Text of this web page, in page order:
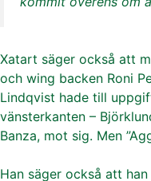
Xatart säger också att
och wing backen Roni
Lindqvist hade till
vänsterkanten –
Banza, mot sig. Men
Han säger också att